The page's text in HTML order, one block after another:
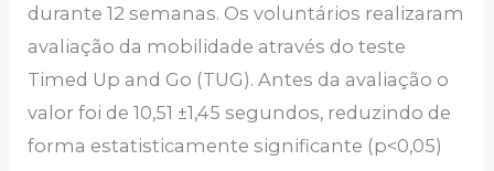
durante 12 semanas. Os voluntários realizaram
avaliação da mobilidade através do teste
Timed Up and Go (TUG). Antes da avaliação o
valor foi de 10,51 ±1,45 segundos, reduzindo de
forma estatisticamente significante (p<0,05)